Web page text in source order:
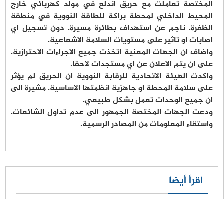
المختصة تعاملت مع حريق اندلع في مولد كهربائي خارج
المحيط الداخلي لمحطة براكة للطاقة النووية في منطقة
الظفرة. ناجم عن استهداف بطائرة مسيرة. دون تسجيل اي
اصابات او تاثير على مستويات السلامة الاشعاعية.
واضاف ان الجهات المعنية اتخذت جميع الاجراءات الاحترازية.
على ان يتم الاعلان عن اي مستجدات لاحقا.
واكدت الهيئة الاتحادية للرقابة النووية ان الحريق لم يؤثر
على سلامة المحطة او جاهزية انظمتها الاساسية. مشيرة الى
ان جميع الوحدات تعمل بشكل طبيعي.
ودعت الجهات المختصة الجمهور الى عدم تداول الشائعات.
واستقاء المعلومات من المصادر الرسمية.
اقرأ أيضا